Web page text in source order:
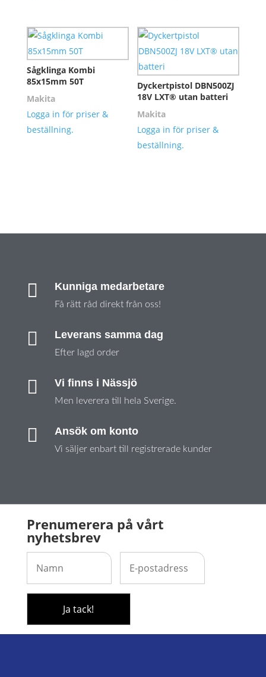
Sågklinga Kombi
85x15mm 50T
Makita
Logga in för priser &
beställning.
Dyckertpistol DBN500ZJ
18V LXT® utan batteri
Makita
Logga in för priser &
beställning.
 Kunniga medarbetare
Få rätt råd direkt från oss!
 Leverans samma dag
Efter lagd order
 Vi finns i Nässjö
Men leverera till hela Sverige.
 Ansök om konto
Vi säljer enbart till registrerade kunder
Prenumerera på vårt
nyhetsbrev